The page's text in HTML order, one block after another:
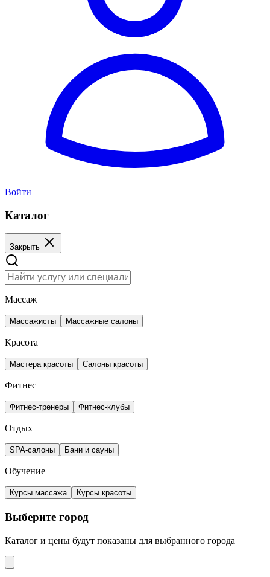
Войти
Каталог
Закрыть
Массаж
Массажисты Массажные салоны
Красота
Мастера красоты Салоны красоты
Фитнес
Фитнес-тренеры Фитнес-клубы
Отдых
SPA-салоны Бани и сауны
Обучение
Курсы массажа Курсы красоты
Выберите город
Каталог и цены будут показаны для выбранного города